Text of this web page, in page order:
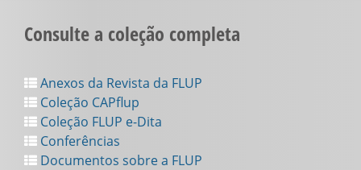
Consulte a coleção completa
Anexos da Revista da FLUP
Coleção CAPflup
Coleção FLUP e-Dita
Conferências
Documentos sobre a FLUP